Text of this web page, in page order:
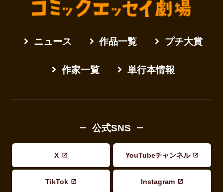
ニュース 作品一覧 プチ大賞
作家一覧 単行本情報
公式SNS
X YouTubeチャンネル
TikTok Instagram